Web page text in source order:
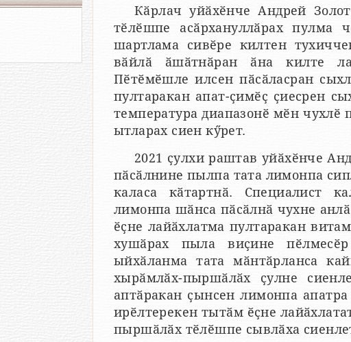
Кӑрлач уйӑхӗнче Андрей
тӗлӗшпе асӑрхануллӑрах пулма
шартлама сивӗре килтен
вӑйлӑ ӑшӑтнӑран ӑна килте
Пӗтӗмӗшле илсен пӑсӑласран
пултаракан апат-ҫимӗҫ ҫиесрен
температура диапазонӗ мӗн чухлӗ
ытларах сиен кӳрет.
2021 ҫулхи раштав уйӑхӗнче
пӑсӑлнине пылпа тата лимонпа
каласа кӑтартнӑ. Специалист
лимонпа шӑнса пӑсӑлнӑ чухне
ӗҫне лайӑхлатма пултаракан
хушӑрах пыла виҫине
ыйхӑланма тата мӑнтӑрланса
хырӑмлӑх-пыршӑлӑх ҫулне
аптӑракан ҫынсен лимонпа
ирӗлтерекен тытӑм ӗҫне
пыршӑлӑх тӗлӗшпе сывлӑха